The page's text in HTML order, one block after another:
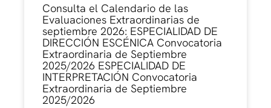
Consulta el Calendario de las
Evaluaciones Extraordinarias de
septiembre 2026: ESPECIALIDAD DE
DIRECCIÓN ESCÉNICA Convocatoria
Extraordinaria de Septiembre
2025/2026 ESPECIALIDAD DE
INTERPRETACIÓN Convocatoria
Extraordinaria de Septiembre
2025/2026